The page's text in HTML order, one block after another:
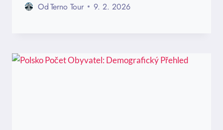
OdTerno Tour 9. 2. 2026